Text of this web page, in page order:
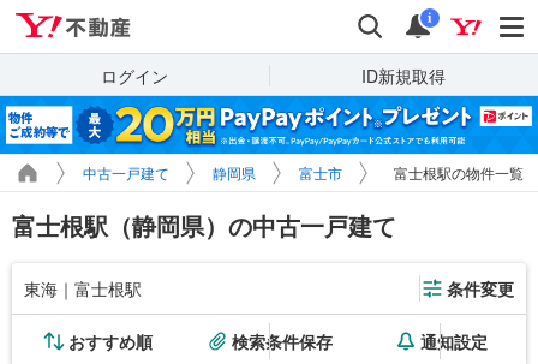
検索 通知
i
ログイン ID新規取得
中古一戸建て 静岡県 富士市 富士根駅の物件一覧
富士根駅（静岡県）の中古一戸建て
東海｜富士根駅 条件変更
おすすめ順 検索条件保存 通知設定